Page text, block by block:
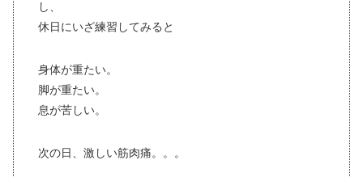
し、
休日にいざ練習してみると
身体が重たい。
脚が重たい。
息が苦しい。
次の日、激しい筋肉痛。。。